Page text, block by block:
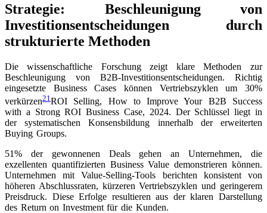
Strategie: Beschleunigung von
Investitionsentscheidungen durch
strukturierte Methoden
Die wissenschaftliche Forschung zeigt klare Methoden zur
Beschleunigung von B2B-Investitionsentscheidungen. Richtig
eingesetzte Business Cases können Vertriebszyklen um 30%
verkürzen21 ROI Selling, How to Improve Your B2B Success
with a Strong ROI Business Case, 2024. Der Schlüssel liegt in
der systematischen Konsensbildung innerhalb der erweiterten
Buying Groups.
51% der gewonnenen Deals gehen an Unternehmen, die
exzellenten quantifizierten Business Value demonstrieren können.
Unternehmen mit Value-Selling-Tools berichten konsistent von
höheren Abschlussraten, kürzeren Vertriebszyklen und geringerem
Preisdruck. Diese Erfolge resultieren aus der klaren Darstellung
des Return on Investment für die Kunden.